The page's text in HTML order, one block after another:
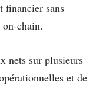
financier sans
chain.
nets sur plusieurs
et de